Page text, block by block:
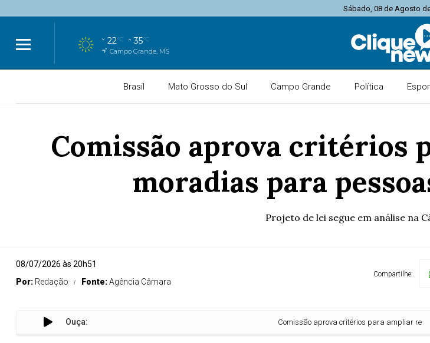
Sábado, 08 de Agosto
22°C 35°C
Campo Grande, MS
Brasil Mato Grosso do Sul Campo Grande Política
Comissão aprova critérios
moradias para
Projeto de lei segue em análise na
08/07/2026 às 20h51
Por: Redação Fonte:Agência Câmara
Compartilhe:
Ouça: Comissão aprova critérios para ampliar reserva de